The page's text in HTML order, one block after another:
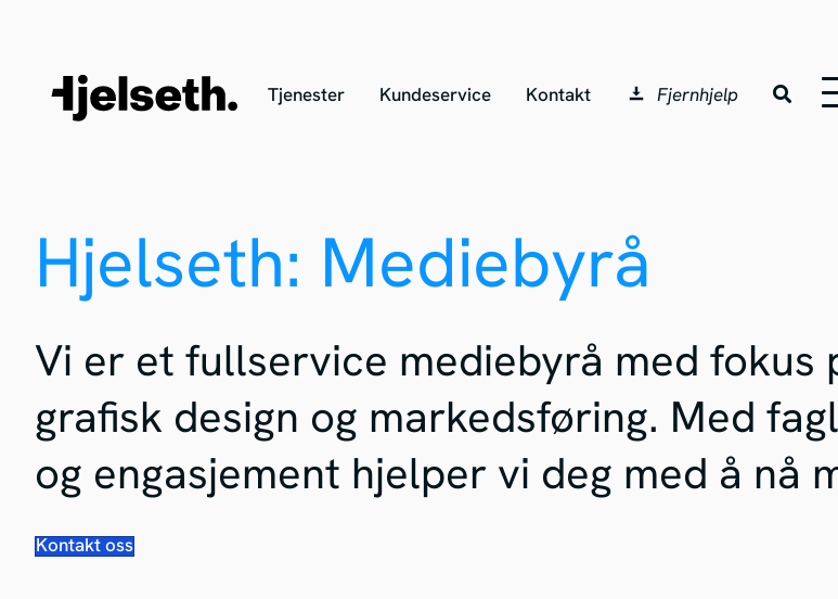
Tjenester Kundeservice Kontakt Fjernhjelp
Hjelseth: Mediebyrå
Vi er et fullservice mediebyrå med fokus
grafisk design og markedsføring. Med
og engasjement hjelper vi deg med å nå
Kontakt oss